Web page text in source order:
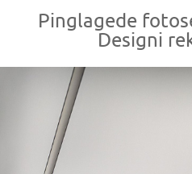
Pinglagede
Designi